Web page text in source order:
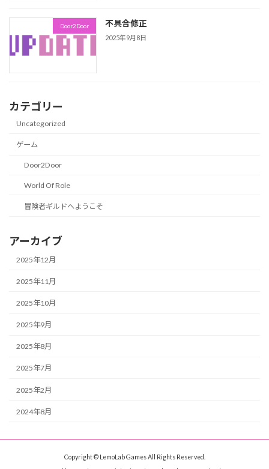
Door2Door 不具合修正
2025年9月8日
カテゴリー
Uncategorized
ゲーム
Door2Door
World Of Role
冒険者ギルドへようこそ
アーカイブ
2025年12月
2025年11月
2025年10月
2025年9月
2025年8月
2025年7月
2025年2月
2024年8月
Copyright © LemoLab Games All Rights Reserved.